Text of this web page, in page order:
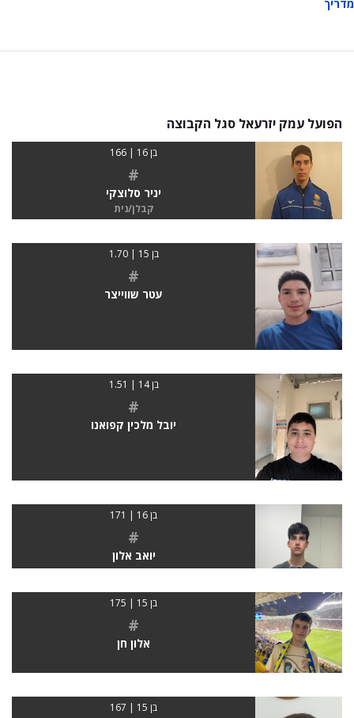
מדריך
הפועל עמק יזרעאל סגל הקבוצה
בן 16 | 166
#
יניר סלוצקי
קבלן/נית
בן 15 | 1.70
#
עטר שווייצר
בן 14 | 1.51
#
יובל מלכין קפואנו
בן 16 | 171
#
יואב אלון
בן 15 | 175
#
אלון חן
בן 15 | 167